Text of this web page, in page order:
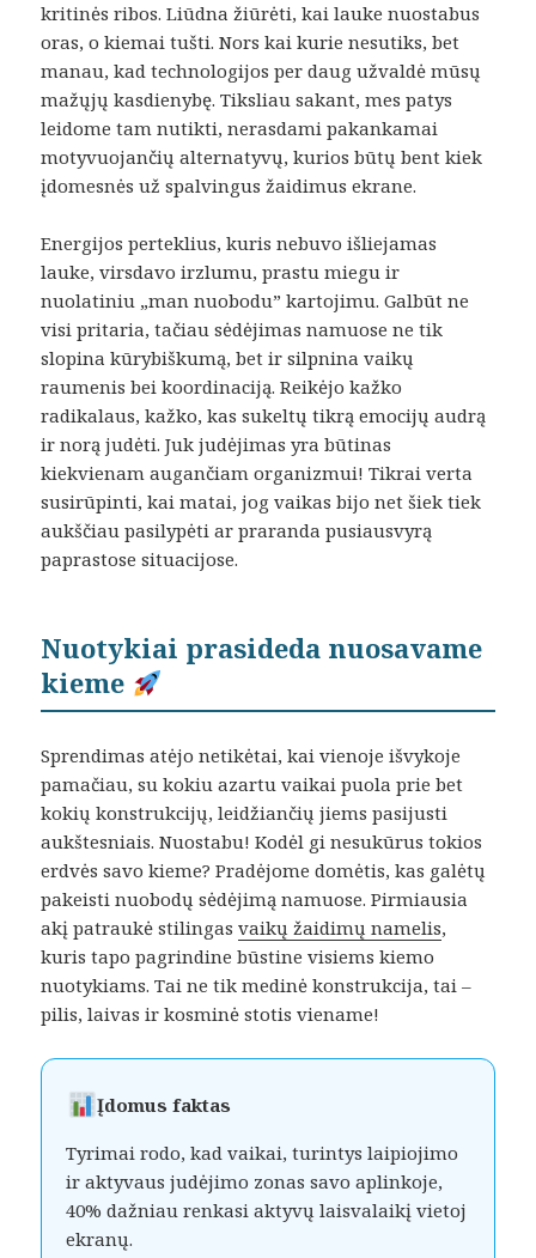
kritinės ribos. Liūdna žiūrėti, kai lauke nuostabus
oras, o kiemai tušti. Nors kai kurie nesutiks, bet
manau, kad technologijos per daug užvaldė mūsų
mažųjų kasdienybę. Tiksliau sakant, mes patys
leidome tam nutikti, nerasdami pakankamai
motyvuojančių alternatyvų, kurios būtų bent kiek
įdomesnės už spalvingus žaidimus ekrane.
Energijos perteklius, kuris nebuvo išliejamas
lauke, virsdavo irzlumu, prastu miegu ir
nuolatiniu „man nuobodu” kartojimu. Galbūt ne
visi pritaria, tačiau sėdėjimas namuose ne tik
slopina kūrybiškumą, bet ir silpnina vaikų
raumenis bei koordinaciją. Reikėjo kažko
radikalaus, kažko, kas sukeltų tikrą emocijų audrą
ir norą judėti. Juk judėjimas yra būtinas
kiekvienam augančiam organizmui! Tikrai verta
susirūpinti, kai matai, jog vaikas bijo net šiek tiek
aukščiau pasilypėti ar praranda pusiausvyrą
paprastose situacijose.
Nuotykiai prasideda nuosavame
kieme
Sprendimas atėjo netikėtai, kai vienoje išvykoje
pamačiau, su kokiu azartu vaikai puola prie bet
kokių konstrukcijų, leidžiančių jiems pasijusti
aukštesniais. Nuostabu! Kodėl gi nesukūrus tokios
erdvės savo kieme? Pradėjome domėtis, kas galėtų
pakeisti nuobodų sėdėjimą namuose. Pirmiausia
akį patraukė stilingasvaikų žaidimų namelis,
kuris tapo pagrindine būstine visiems kiemo
nuotykiams. Tai ne tik medinė konstrukcija, tai –
pilis, laivas ir kosminė stotis viename!
Įdomus faktas
Tyrimai rodo, kad vaikai, turintys laipiojimo
ir aktyvaus judėjimo zonas savo aplinkoje,
40% dažniau renkasi aktyvų laisvalaikį vietoj
ekranų.